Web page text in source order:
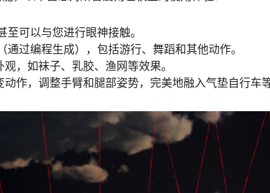
可以与您进行眼神接触。
过编程生成），包括游行、舞蹈和其他动作。
，如袜子、乳胶、渔网等效果。
作，调整手臂和腿部姿势，完美地融入气垫自行车等